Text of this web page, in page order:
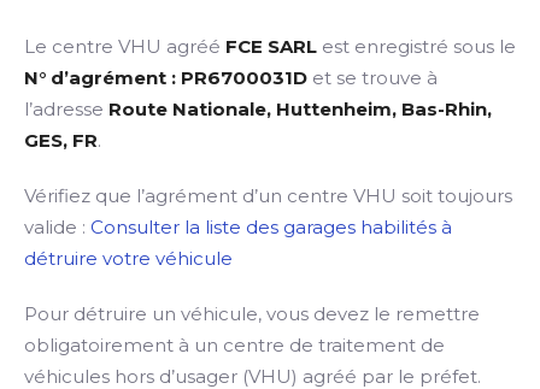
Le centre VHU agréé FCE SARL est enregistré sous le
N° d’agrément : PR6700031D et se trouve à
l’adresse Route Nationale, Huttenheim, Bas-Rhin,
GES, FR.
Vérifiez que l’agrément d’un centre VHU soit toujours
valide : Consulter la liste des garages habilités à
détruire votre véhicule
Pour détruire un véhicule, vous devez le remettre
obligatoirement à un centre de traitement de
véhicules hors d’usager (VHU) agréé par le préfet.